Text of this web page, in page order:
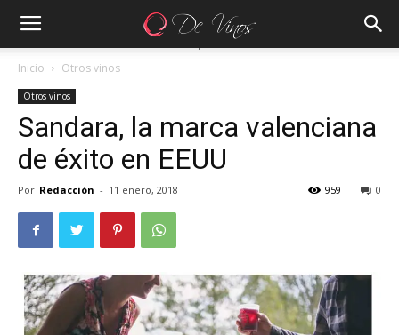
Inicio Otros vinos
Otros vinos
Sandara, la marca valenciana
de éxito en EEUU
Por Redacción - 11 enero, 2018 0
959